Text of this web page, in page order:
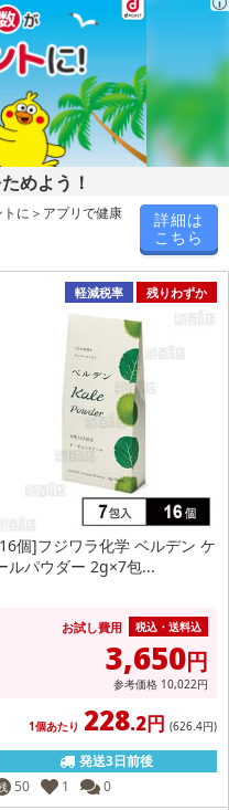
めよう！
に＞アプリで健康
詳細は
こちら
軽減税率 残りわずか
個]フジワラ化学 ベルデン ケ
ルパウダー 2g×7包...
お試し費用 税込・送料込
3,650円
参考価格 10,022円
1個あたり 228.2円 (626.4円)
発送3日前後
50 1 0